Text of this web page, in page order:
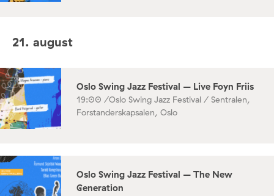
21. august
Oslo Swing Jazz Festival – Live Foyn Friis
19:00 /Oslo Swing Jazz Festival / Sentralen,
Forstanderskapsalen, Oslo
Oslo Swing Jazz Festival – The New
Generation